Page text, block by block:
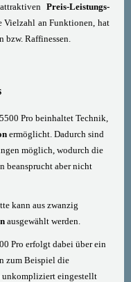
Preis-Leistungs-
Vielzahl an Funktionen, hat
Raffinessen.
Pro beinhaltet Technik,
ermöglicht. Dadurch sind
möglich, wodurch die
beansprucht aber nicht
kann aus zwanzig
ausgewählt werden.
Pro erfolgt dabei über ein
zum Beispiel die
unkompliziert eingestellt